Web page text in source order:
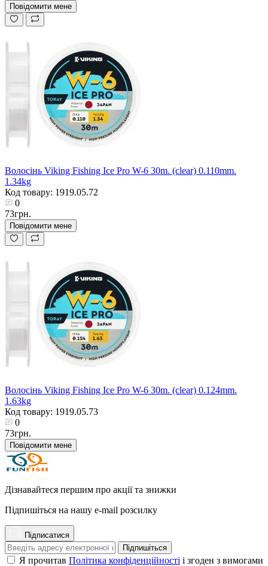
Повідомити мене
Волосінь Viking Fishing Ice Pro W-6 30m. (clear) 0.110mm.
1.34kg
Код товару: 1919.05.72
0
73грн.
Повідомити мене
Волосінь Viking Fishing Ice Pro W-6 30m. (clear) 0.124mm.
1.63kg
Код товару: 1919.05.73
0
73грн.
Повідомити мене
Дізнавайтеся першим про акції та знижки
Підпишіться на нашу e-mail розсилку
Підписатися
Підпишіться
Я прочитав Політика конфіденційності і згоден з вимогами